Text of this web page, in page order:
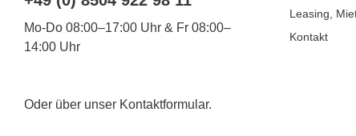
Mo-Do 08:00–17:00 Uhr & Fr 08:00–
14:00 Uhr
Oder über unser Kontaktformular.
Leasing,
Kontakt